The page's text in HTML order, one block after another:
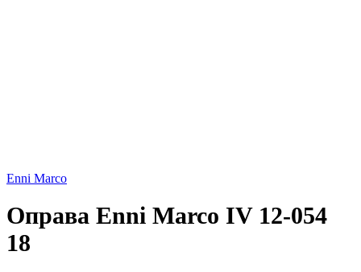
Enni Marco
Оправа Enni Marco IV 12-054
18